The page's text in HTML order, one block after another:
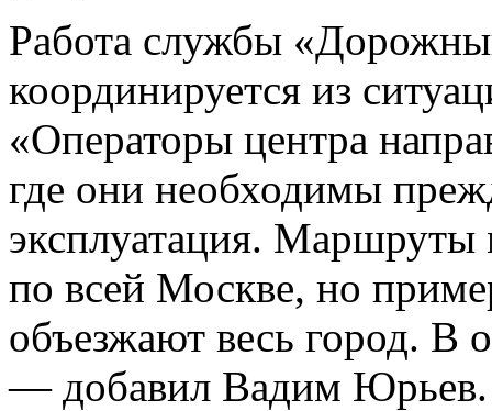
Работа cлужбы
координируется из
«Операторы центра
где они необходимы
эксплуатация.
по всей Москве, но
объезжают весь город.
— добавил Вадим